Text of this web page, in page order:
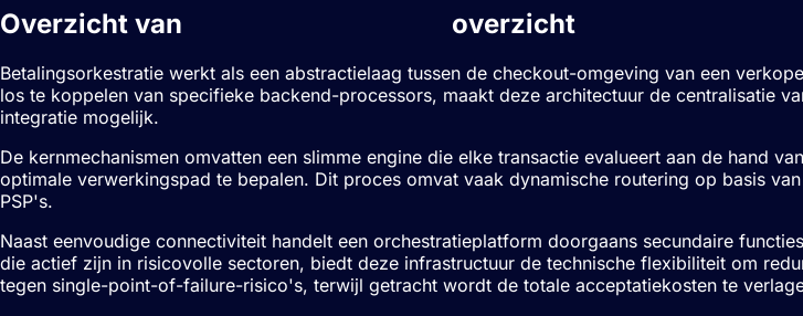
Overzicht van overzicht
Betalingsorkestratie werkt als een abstractielaag tussen de checkout-omgeving van een
los te koppelen van specifieke backend-processors, maakt deze architectuur de centralisatie
integratie mogelijk.
De kernmechanismen omvatten een slimme engine die elke transactie evalueert aan de hand
optimale verwerkingspad te bepalen. Dit proces omvat vaak dynamische routering op basis
PSP's.
Naast eenvoudige connectiviteit handelt een orchestratieplatform doorgaans secundaire
die actief zijn in risicovolle sectoren, biedt deze infrastructuur de technische flexibiliteit om
tegen single-point-of-failure-risico's, terwijl getracht wordt de totale acceptatiekosten te